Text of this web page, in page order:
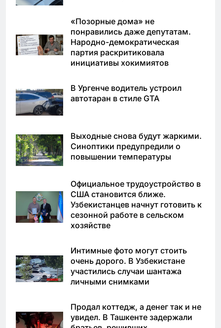
«Позорные дома» не
понравились даже депутатам.
Народно-демократическая
партия раскритиковала
инициативы хокимиятов
В Ургенче водитель устроил
автотаран в стиле GTA
Выходные снова будут жаркими.
Синоптики предупредили о
повышении температуры
Официальное трудоустройство в
США становится ближе.
Узбекистанцев начнут готовить к
сезонной работе в сельском
хозяйстве
Интимные фото могут стоить
очень дорого. В Узбекистане
участились случаи шантажа
личными снимками
Продал коттедж, а денег так и не
увидел. В Ташкенте задержали